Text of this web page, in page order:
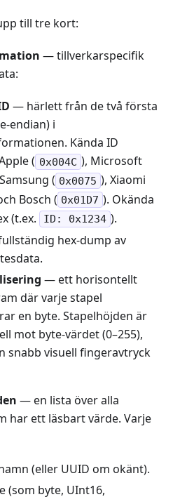
till tre kort:
— tillverkarspecifik
— härlett från de två första
endian) i
Kända ID
( 0x004C ), Microsoft
( 0x0075 ), Xiaomi
Bosch ( 0x01D7 ). Okända
(t.ex.
ID: 0x1234 ).
hex-dump av
— ett horisontellt
där varje stapel
en byte. Stapelhöjden är
mot byte-värdet (0–255),
snabb visuell fingeravtryck
— en lista över alla
har ett läsbart värde. Varje
(eller UUID om okänt).
(som byte, UInt16,